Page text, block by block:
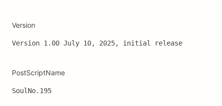
Version
Version 1.00 July 10, 2025, initial release
PostScriptName
SoulNo.195